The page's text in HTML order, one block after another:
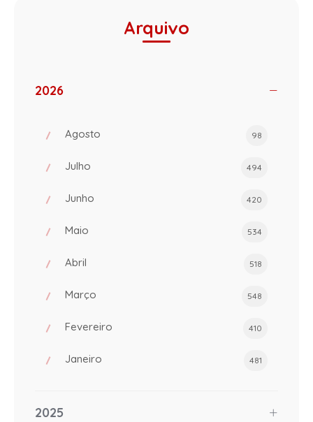
Arquivo
2026
Agosto 98
Julho 494
Junho 420
Maio 534
Abril 518
Março 548
Fevereiro 410
Janeiro 481
2025